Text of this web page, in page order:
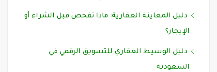
دليل المعاينة العقارية: ماذا تفحص قبل الشراء أو
الإيجار؟
دليل الوسيط العقاري للتسويق الرقمي في
السعودية